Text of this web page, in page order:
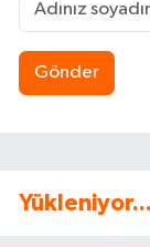
Gönder
Yükleniyor...